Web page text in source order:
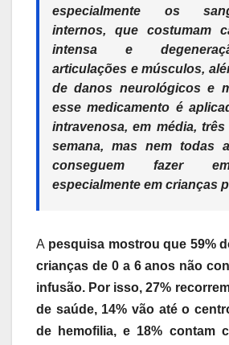
especialmente os
internos, que costumam
intensa e
articulações e músculos,
de danos neurológicos e
esse medicamento é
intravenosa, em média,
semana, mas nem todas
conseguem fazer
especialmente em crianças
A pesquisa mostrou que 59%
crianças de 0 a 6 anos não
infusão. Por isso, 27%
de saúde, 14% vão até o
de hemofilia, e 18% contam